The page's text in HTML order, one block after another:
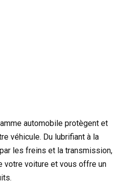
automobile protègent et
véhicule. Du lubrifiant à la
les freins et la transmission,
votre voiture et vous offre un